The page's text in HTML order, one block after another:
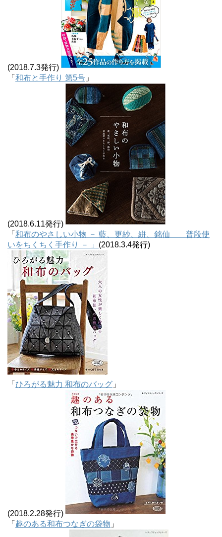
(2018.7.3発行)
「 和布と手作り 第5号 」
(2018.6.11発行)
「 和布のやさしい小物 － 藍、更紗、絣、銘仙 普段使
いをちくちく手作り － 」 (2018.3.4発行)
「 ひろがる魅力 和布のバッグ 」
(2018.2.28発行)
「 趣のある和布つなぎの袋物 」